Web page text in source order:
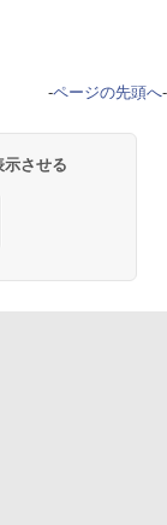
-ページの先頭へ-
させる